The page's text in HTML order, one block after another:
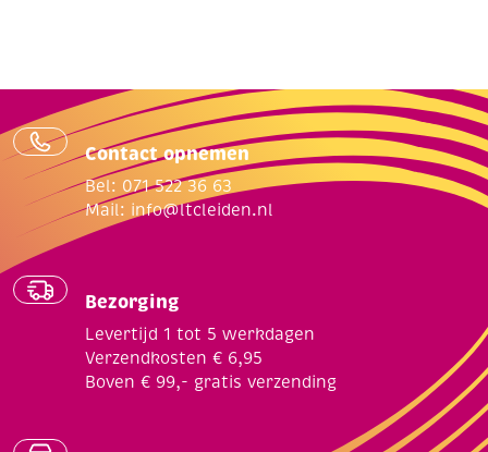
Contact opnemen
Bel: 071 522 36 63
Mail: info@ltcleiden.nl
Bezorging
Levertijd 1 tot 5 werkdagen
Verzendkosten € 6,95
Boven € 99,- gratis verzending